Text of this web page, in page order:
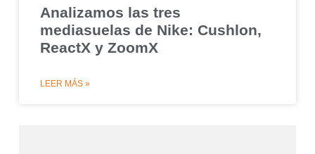
Analizamos las tres
mediasuelas de Nike: Cushlon,
ReactX y ZoomX
LEER MÁS »